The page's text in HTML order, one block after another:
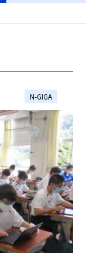
N-GIGA